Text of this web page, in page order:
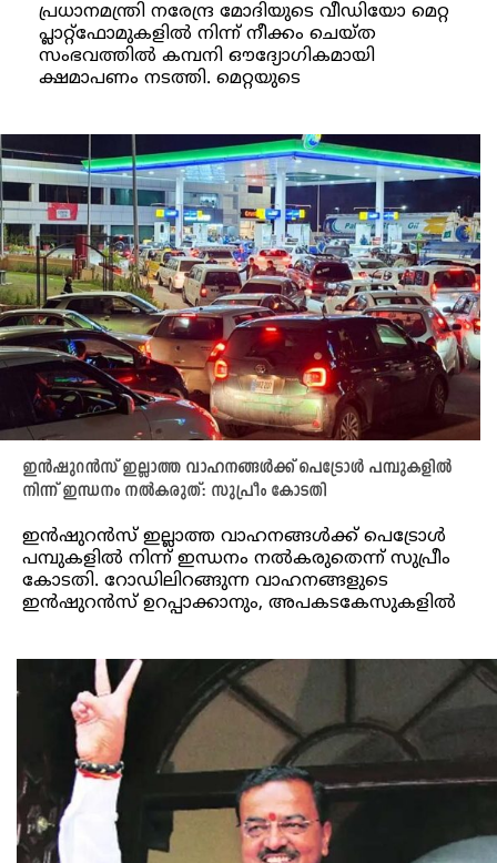
പ്രധാനമന്ത്രി നരേന്ദ്ര മോദിയുടെ വീഡിയോ മെറ്റ
പ്ലാറ്റ്‌ഫോമുകളിൽ നിന്ന് നീക്കം ചെയ്ത
സംഭവത്തിൽ കമ്പനി ഔദ്യോഗികമായി
ക്ഷമാപണം നടത്തി. മെറ്റയുടെ
ഇൻഷുറൻസ് ഇല്ലാത്ത വാഹനങ്ങൾക്ക് പെട്രോൾ പമ്പുകളിൽ
നിന്ന് ഇന്ധനം നൽകരുത്: സുപ്രീം കോടതി
ഇൻഷുറൻസ് ഇല്ലാത്ത വാഹനങ്ങൾക്ക് പെട്രോൾ
പമ്പുകളിൽ നിന്ന് ഇന്ധനം നൽകരുതെന്ന് സുപ്രീം
കോടതി. റോഡിലിറങ്ങുന്ന വാഹനങ്ങളുടെ
ഇൻഷുറൻസ് ഉറപ്പാക്കാനും, അപകടകേസുകളിൽ